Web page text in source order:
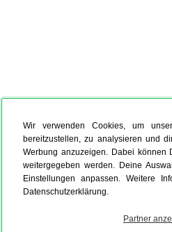
Wir verwenden Cookies, um
bereitzustellen, zu analysieren und
Werbung anzuzeigen. Dabei können
weitergegeben werden. Deine
Einstellungen anpassen. Weitere
Datenschutzerklärung.
Partner